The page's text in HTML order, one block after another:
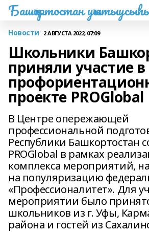
Башҡортостан
Новости 2 АВГУСТА 2022, 07:09
Школьники
приняли участие в
проекте PROGlobal
В Центре опережающей
профессиональной
Республики Башкортостан
PROGlobal в рамках
комплекса мероприятий,
на популяризацию
«Профессионалитет». Для
мероприятии было
школьников из г. Уфы,
района и гостей из